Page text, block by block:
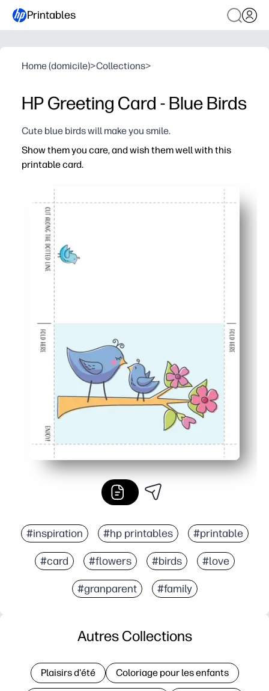
Printables
Home (domicile)>Collections>
HP Greeting Card - Blue Birds
Cute blue birds will make you smile.
Show them you care, and wish them well with this
printable card.
#inspiration #hp printables #printable
#card #flowers #birds #love
#granparent #family
Autres Collections
Plaisirs d'été Coloriage pour les enfants